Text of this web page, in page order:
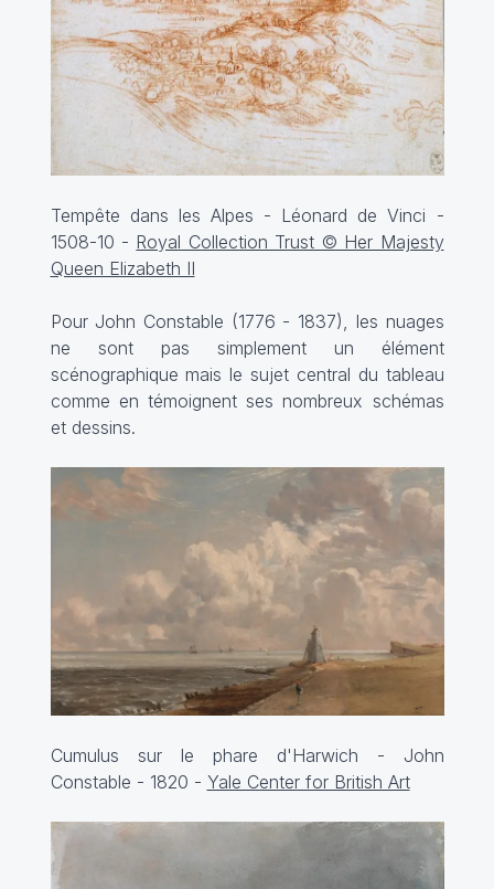
Tempête dans les Alpes - Léonard de Vinci -
1508-10 - Royal Collection Trust © Her Majesty
Queen Elizabeth II
Pour John Constable (1776 - 1837), les nuages
ne sont pas simplement un élément
scénographique mais le sujet central du tableau
comme en témoignent ses nombreux schémas
et dessins.
Cumulus sur le phare d'Harwich - John
Constable - 1820 - Yale Center for British Art